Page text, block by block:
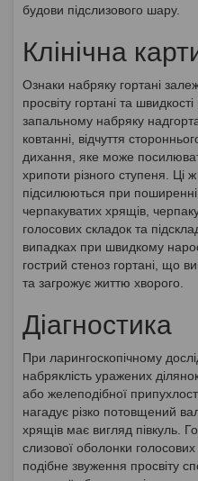
будови підслизового шару.
Клінічна
Ознаки набряку гортані
просвіту гортані та
запальному набряку
ковтанні, відчуття
дихання, яке може
хрипоти різного ступеня. Ці
підсилюються при
черпакуватих хрящів,
голосових складок та
випадках при швидкому
гострий стеноз гортані, що
та загрожує життю хворого.
Діагностика
При ларингоскопічному
набряклість уражених
або желеподібної
нагадує різко потовщений
хрящів має вигляд півкуль.
слизової оболонки голосових
подібне звуження просвіту